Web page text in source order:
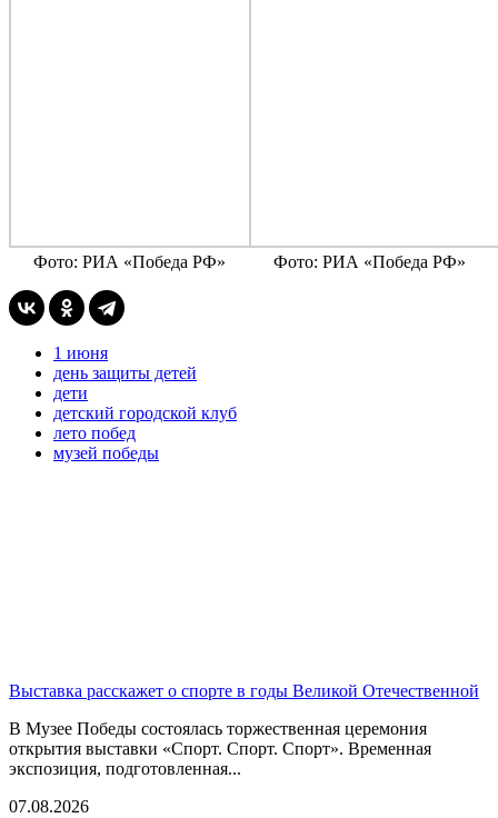
Фото: РИА «Победа РФ» Фото: РИА «Победа РФ»
1 июня
день защиты детей
дети
детский городской клуб
лето побед
музей победы
Выставка расскажет о спорте в годы Великой Отечественной
В Музее Победы состоялась торжественная церемония
открытия выставки «Спорт. Спорт. Спорт». Временная
экспозиция, подготовленная...
07.08.2026